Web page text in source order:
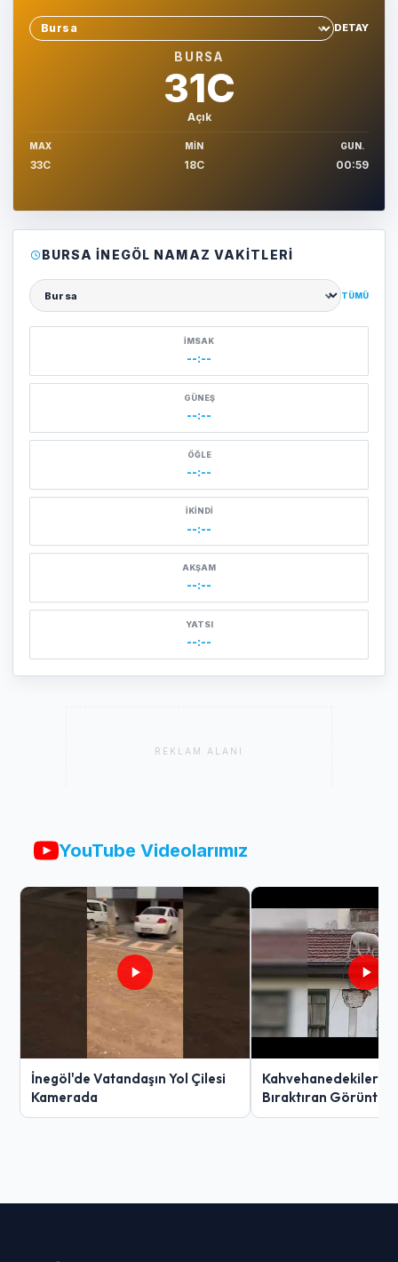
Sehir sec
DETAY
BURSA
31C
Açık
MAX
33C
MIN
18C
GUN.
00:59
BURSA İNEGÖL NAMAZ VAKITLERI
Şehir seçin
TÜMÜ
İMSAK
--:--
GÜNEŞ
--:--
ÖĞLE
--:--
İKINDI
--:--
AKŞAM
--:--
YATSI
--:--
REKLAM ALANI
YouTube Videolarımız
İnegöl'de Vatandaşın Yol Çilesi
Kamerada
Kahvehanedekiler
Bıraktıran Görüntü!